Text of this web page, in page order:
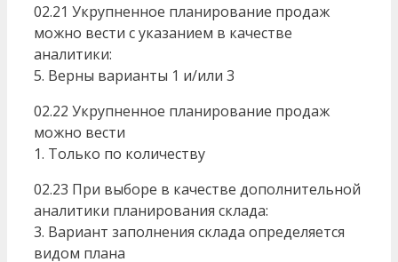
02.21 Укрупненное планирование продаж
можно вести с указанием в качестве
аналитики:
5. Верны варианты 1 и/или 3
02.22 Укрупненное планирование продаж
можно вести
1. Только по количеству
02.23 При выборе в качестве дополнительной
аналитики планирования склада:
3. Вариант заполнения склада определяется
видом плана